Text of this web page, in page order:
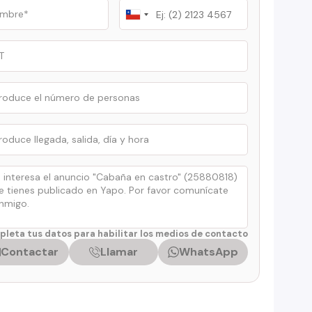
Chile
+56
tus datos para habilitar los medios de contacto
Contactar Llamar WhatsApp